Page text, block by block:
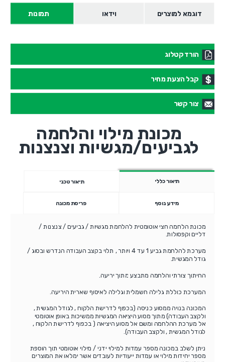
תמונות וידאו דוגמא למוצרים
הורד קטלוג
קבל הצעת מחיר
צור קשר
מכונת מילוי והלחמה
לגביעים/מגשיות וצנצנות
תיאור כללי תיאור טכני
מידע נוסף פריסת מכונה
מכונת הלחמה חצי אוטומטית להלחמת מגשיות / גביעים / צנצנות /
דליים וקפסולות.
מערכת להלחמת גביע 1 עד 4 ויותר , תלוי בקצב העבודה הנדרש ובסוג /
גודל המגשית.
החיתוך צורתי והלחמה מתבצע מתוך יריעה.
המערכת כוללת גלילה חשמלית וגלילה לאיסוף שארית היריעה.
המכונה בנויה ממסוע כניסה (בכפוף לדרישת הלקוח , לגודל המגשית ,
ולקצב העבודה) מתוך מסוע היציאה המגשיות ממשיכות באופן אוטומטי
אל מערכת ההלחמה ומשם אל מסוע היציאה ( בכפוף לדרישת הלקוח ,
לגודל המגשית , ולקצב העבודה).
ניתן לשלב במכונה מספר עמדות למילוי ידני / מילוי אוטומטי תוך הוספת
מספר יחידות מילוי או עמדות ייעודיות לעובדים אשר ימלאו את המוצרים